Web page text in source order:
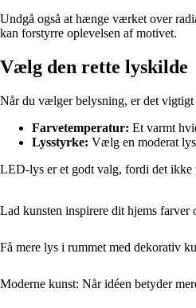
Undgå også at hænge værket over
kan forstyrre oplevelsen af motivet.
Vælg den rette lyskilde
Når du vælger belysning, er det
Farvetemperatur: Et varmt
Lysstyrke: Vælg en moderat
LED-lys er et godt valg, fordi det
Lad kunsten inspirere dit hjems farver
Få mere lys i rummet med dekorativ
Moderne kunst: Når idéen betyder